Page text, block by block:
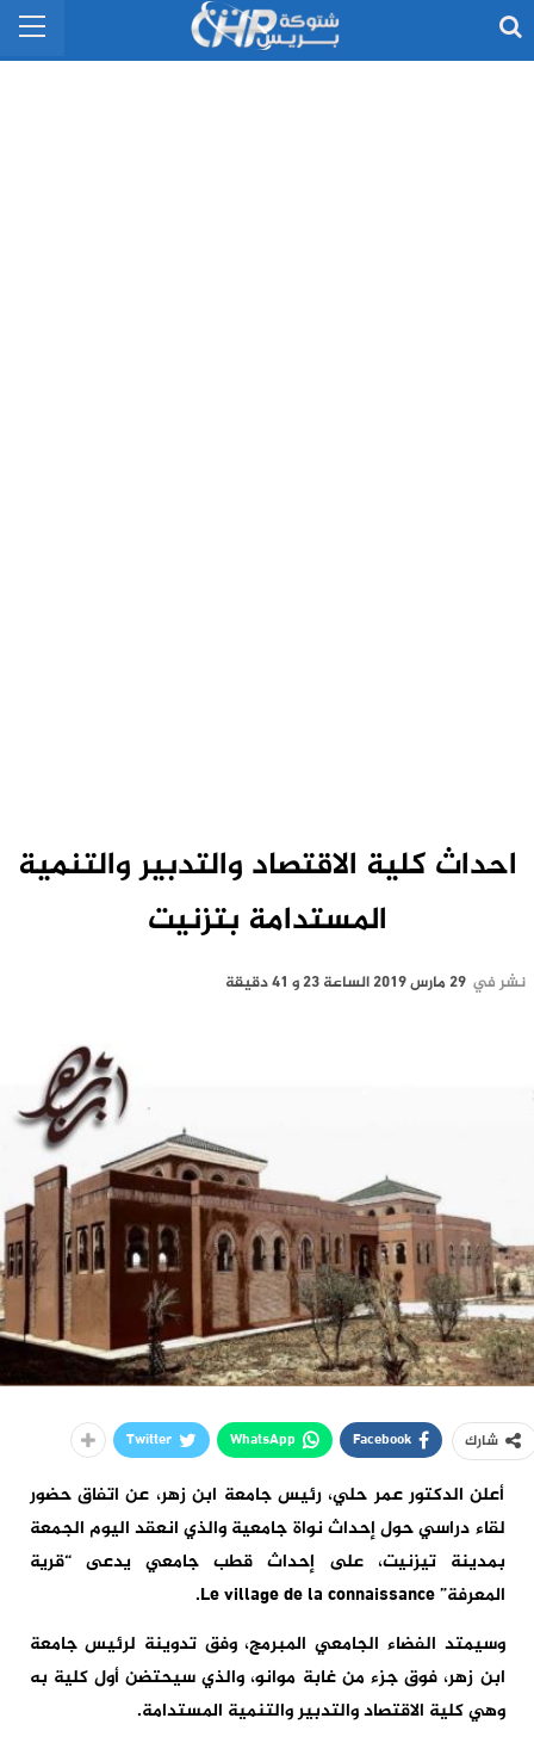
احداث كلية الاقتصاد والتدبير والتنمية
المستدامة بتزنيت
نشر في 29 مارس 2019 الساعة 23 و 41 دقيقة
شارك Facebook
WhatsApp
Twitter
أعلن الدكتور عمر حلي، رئيس جامعة ابن زهر، عن اتفاق حضور
لقاء دراسي حول إحداث نواة جامعية والذي انعقد اليوم الجمعة
بمدينة تيزنيت، على إحداث قطب جامعي يدعى “قرية
المعرفة” Le village de la connaissance.
وسيمتد الفضاء الجامعي المبرمج، وفق تدوينة لرئيس جامعة
ابن زهر، فوق جزء من غابة موانو، والذي سيحتضن أول كلية به
وهي كلية الاقتصاد والتدبير والتنمية المستدامة.